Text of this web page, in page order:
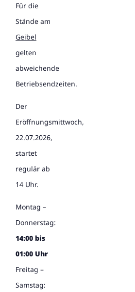
Für die
Stände am
Geibel
gelten
abweichende
Betriebsendzeiten.
Der
Eröffnungsmittwoch,
22.07.2026,
startet
regulär ab
14 Uhr.
Montag –
Donnerstag:
14:00 bis
01:00 Uhr
Freitag –
Samstag: